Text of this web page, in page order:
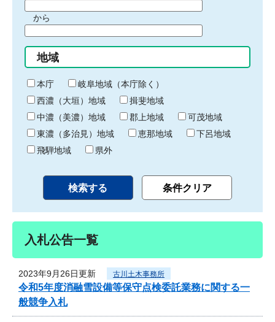
間
始
り
から
間
終
わ
り
地域
本庁
岐阜地域（本庁除く）
西濃（大垣）地域
揖斐地域
中濃（美濃）地域
郡上地域
可茂地域
東濃（多治見）地域
恵那地域
下呂地域
飛騨地域
県外
入札公告一覧
2023年9月26日更新 古川土木事務所
令和5年度消融雪設備等保守点検委託業務に関する一
般競争入札